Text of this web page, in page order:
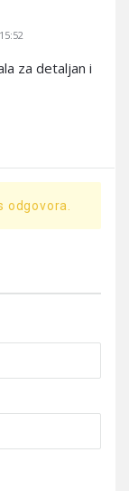
za detaljan i
odgovora.